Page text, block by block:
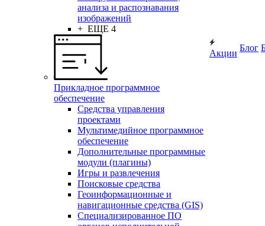
анализа и распознавания
изображений
+ ЕЩЕ 4
Прикладное программное
обеспечение
Средства управления
проектами
Мультимедийное программное
обеспечение
Дополнительные программные
модули (плагины)
Игры и развлечения
Поисковые средства
Геоинформационные и
навигационные средства (GIS)
Специализированное ПО
Акции
Блог